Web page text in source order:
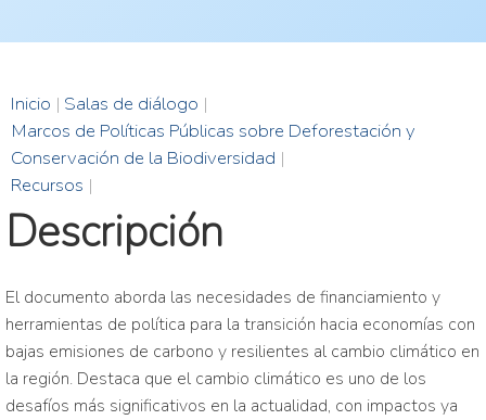
Inicio | Salas de diálogo |
Marcos de Políticas Públicas sobre Deforestación y
Conservación de la Biodiversidad |
Recursos |
Descripción
El documento aborda las necesidades de financiamiento y
herramientas de política para la transición hacia economías con
bajas emisiones de carbono y resilientes al cambio climático en
la región. Destaca que el cambio climático es uno de los
desafíos más significativos en la actualidad, con impactos ya